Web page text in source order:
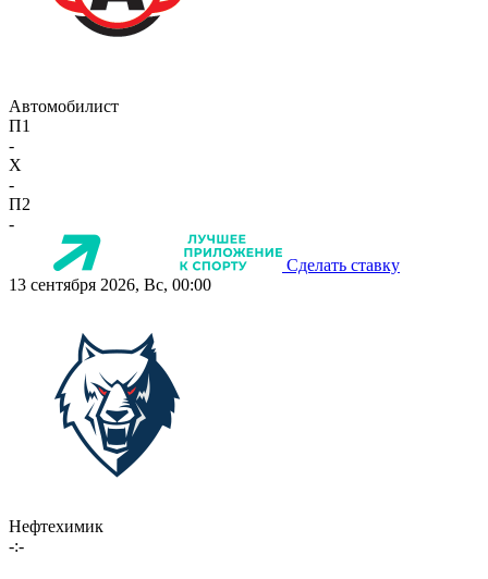
Автомобилист
П1
-
X
-
П2
-
Сделать ставку
13 сентября 2026, Вс, 00:00
Нефтехимик
-:-